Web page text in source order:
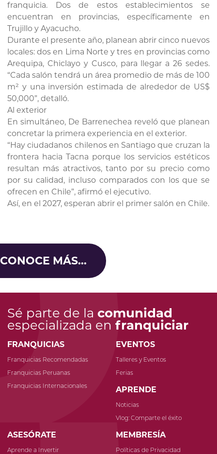
franquicia. Dos de estos establecimientos se
encuentran en provincias, específicamente en
Trujillo y Ayacucho.
Durante el presente año, planean abrir cinco nuevos
locales: dos en Lima Norte y tres en provincias como
Arequipa, Chiclayo y Cusco, para llegar a 26 sedes.
“Cada salón tendrá un área promedio de más de 100
m² y una inversión estimada de alrededor de US$
50,000”, detalló.
Al exterior
En simultáneo, De Barrenechea reveló que planean
concretar la primera experiencia en el exterior.
“Hay ciudadanos chilenos en Santiago que cruzan la
frontera hacia Tacna porque los servicios estéticos
resultan más atractivos, tanto por su precio como
por su calidad, incluso comparados con los que se
ofrecen en Chile”, afirmó el ejecutivo.
Así, en el 2027, esperan abrir el primer salón en Chile.
CONOCE MÁS...
Sé parte de la comunidad
especializada en franquiciar
FRANQUICIAS
Franquicias Recomendadas
Franquicias Peruanas
Franquicias Internacionales
EVENTOS
Talleres y Eventos
Ferias
APRENDE
Noticias
Vlog: Comparte el éxito
ASESÓRATE
Aprende a Invertir
MEMBRESÍA
Políticas de Privacidad